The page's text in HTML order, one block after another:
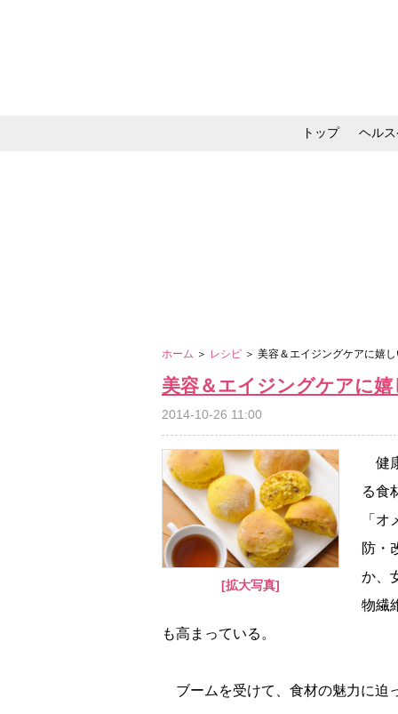
トップ ヘル
ホーム ＞ レシピ ＞ 美容＆エイジングケアに嬉し
美容＆エイジングケアに
2014-10-26 11:00
[拡大写真]
健
る食
「
防・
か、
物繊
も高まっている。
ブームを受けて、食材の魅力に迫